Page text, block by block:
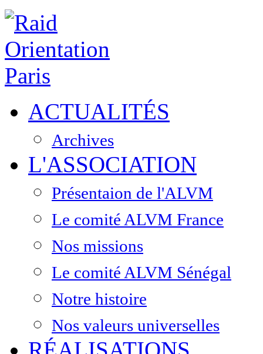
ACTUALITÉS
Archives
L'ASSOCIATION
Présentaion de l'ALVM
Le comité ALVM France
Nos missions
Le comité ALVM Sénégal
Notre histoire
Nos valeurs universelles